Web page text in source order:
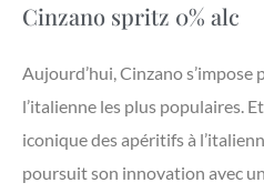
Cinzano spritz 0% alc
Aujourd’hui, Cinzano s’impose
l’italienne les plus populaires.
iconique des apéritifs à
poursuit son innovation avec